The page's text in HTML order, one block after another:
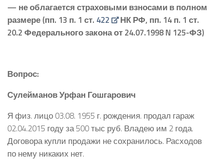
— не облагается страховыми взносами в полном
размере (пп. 13 п. 1 ст. 422
НК РФ, пп. 14 п. 1 ст.
20.2 Федерального закона от 24.07.1998 N 125-ФЗ)
Вопрос:
Сулейманов Урфан Гошгарович
Я физ. лицо 03.08. 1955 г. рождения. продал гараж
02.04.2015 году за 500 тыс руб. Владею им 2 года.
Договора купли продажи не сохранилось. Расходов
по нему никаких нет.